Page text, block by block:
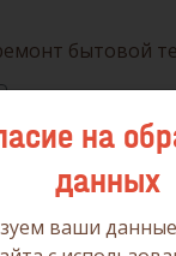
бытовой
внимание
на
данных
ваши